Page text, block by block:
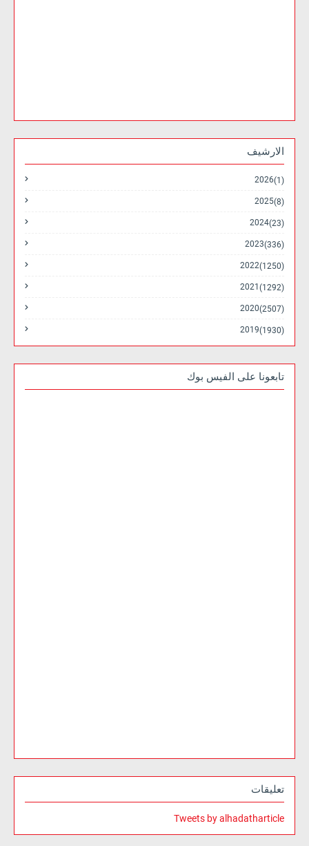
الارشيف
2026 (1)
2025 (8)
2024 (23)
2023 (336)
2022 (1250)
2021 (1292)
2020 (2507)
2019 (1930)
تابعونا على الفيس بوك
تعليقات
Tweets by alhadatharticle